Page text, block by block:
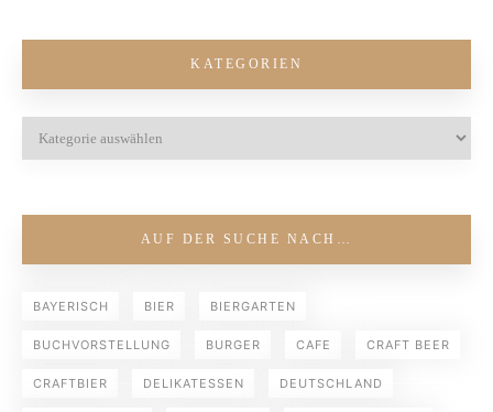
KATEGORIEN
AUF DER SUCHE NACH…
BAYERISCH BIER BIERGARTEN
BUCHVORSTELLUNG BURGER CAFE CRAFT BEER
CRAFTBIER DELIKATESSEN DEUTSCHLAND